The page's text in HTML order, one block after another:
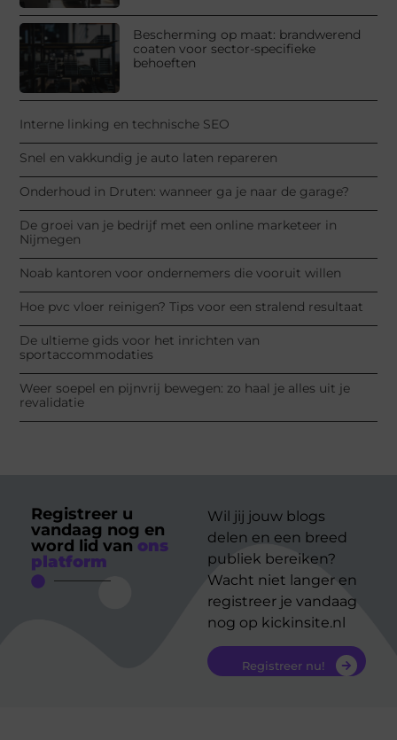
Bescherming op maat: brandwerend
coaten voor sector-specifieke
behoeften
Interne linking en technische SEO
Snel en vakkundig je auto laten repareren
Onderhoud in Druten: wanneer ga je naar de garage?
De groei van je bedrijf met een online marketeer in
Nijmegen
Noab kantoren voor ondernemers die vooruit willen
Hoe pvc vloer reinigen? Tips voor een stralend resultaat
De ultieme gids voor het inrichten van
sportaccommodaties
Weer soepel en pijnvrij bewegen: zo haal je alles uit je
revalidatie
Registreer u
vandaag nog en
word lid van ons
platform
Wil jij jouw blogs
delen en een breed
publiek bereiken?
Wacht niet langer en
registreer je vandaag
nog op kickinsite.nl
Registreer nu!